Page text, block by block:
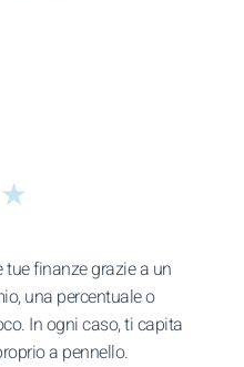
finanze grazie a un
una percentuale o
In ogni caso, ti capita
a pennello.